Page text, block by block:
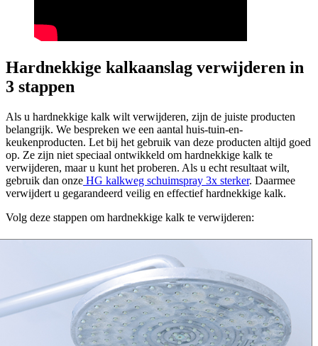
Hardnekkige kalkaanslag verwijderen in
3 stappen
Als u hardnekkige kalk wilt verwijderen, zijn de juiste producten
belangrijk. We bespreken we een aantal huis-tuin-en-
keukenproducten. Let bij het gebruik van deze producten altijd goed
op. Ze zijn niet speciaal ontwikkeld om hardnekkige kalk te
verwijderen, maar u kunt het proberen. Als u echt resultaat wilt,
gebruik dan onze HG kalkweg schuimspray 3x sterker. Daarmee
verwijdert u gegarandeerd veilig en effectief hardnekkige kalk.
Volg deze stappen om hardnekkige kalk te verwijderen: